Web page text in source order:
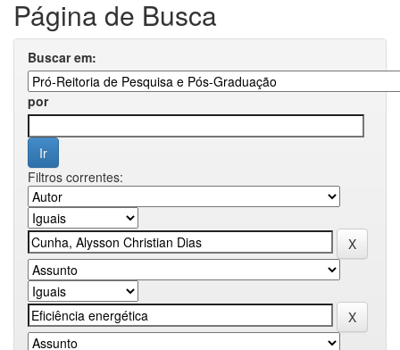
Página de Busca
Buscar em:
por
Filtros correntes: